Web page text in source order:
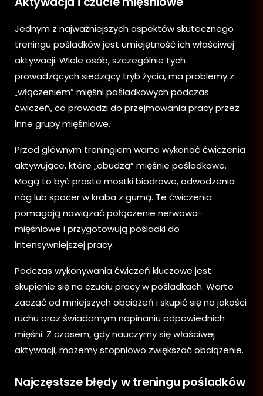
Jednym z najważniejszych aspektów skutecznego
treningu pośladków jest umiejętność ich właściwej
aktywacji. Wiele osób, szczególnie tych
prowadzących siedzący tryb życia, ma problemy z
„włączeniem” mięśni pośladkowych podczas
ćwiczeń, co prowadzi do przejmowania pracy przez
inne grupy mięśniowe.
Przed głównym treningiem warto wykonać ćwiczenia
aktywujące, które „obudzą” mięśnie pośladkowe.
Mogą to być proste mostki biodrowe, odwodzenia
nóg lub spacer w kraba z gumą. Te ćwiczenia
pomagają nawiązać połączenie nerwowo-
mięśniowe i przygotowują pośladki do
intensywniejszej pracy.
Podczas wykonywania ćwiczeń kluczowe jest
skupienie się na czuciu pracy w pośladkach. Warto
zacząć od mniejszych obciążeń i skupić się na jakości
ruchu oraz świadomym napinaniu odpowiednich
mięśni. Z czasem, gdy nauczymy się właściwej
aktywacji, możemy stopniowo zwiększać obciążenie.
Najczęstsze błędy w treningu pośladków